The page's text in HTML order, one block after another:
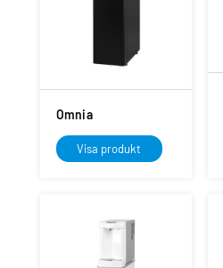
Omnia
Visa produkt